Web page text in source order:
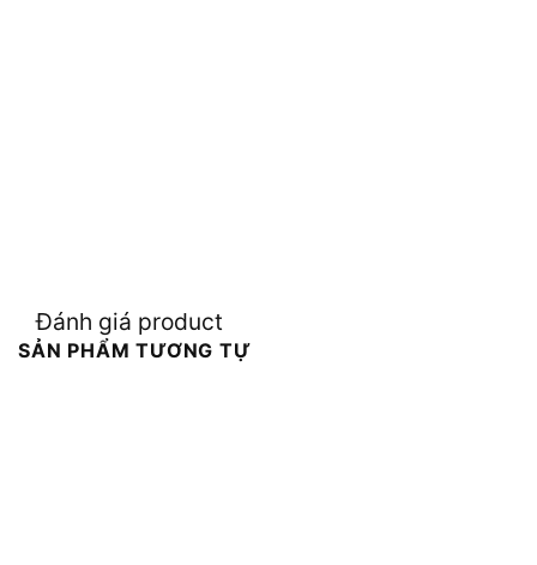
Đánh giá product
SẢN PHẨM TƯƠNG TỰ